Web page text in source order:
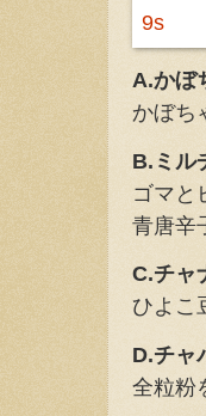
A.かぼ
かぼち
B.ミル
ゴマと
青唐辛
C.チャ
ひよこ
D.チャ
全粒粉